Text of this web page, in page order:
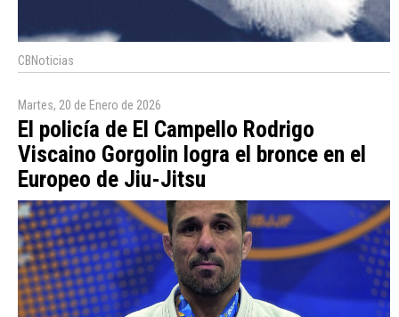
CBNoticias
Martes, 20 de Enero de 2026
El policía de El Campello Rodrigo
Viscaino Gorgolin logra el bronce en el
Europeo de Jiu-Jitsu